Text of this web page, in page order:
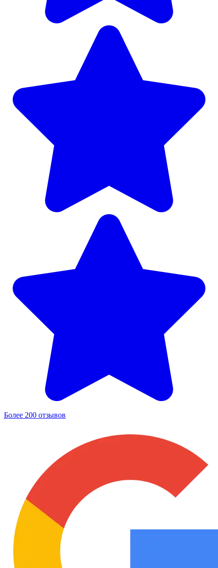
Более 200 отзывов